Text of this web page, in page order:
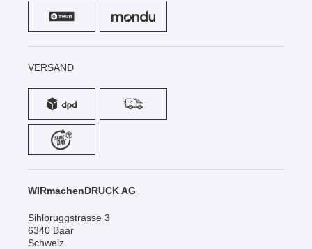
VERSAND
WIRmachenDRUCK AG
Sihlbruggstrasse 3
6340 Baar
Schweiz